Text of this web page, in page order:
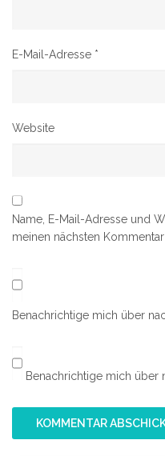
E-Mail-Adresse *
Website
Name, E-Mail-Adresse und
meinen nächsten
Benachrichtige mich über
Benachrichtige mich über